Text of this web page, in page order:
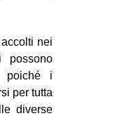
nei
possono
poiché i
per tutta
diverse